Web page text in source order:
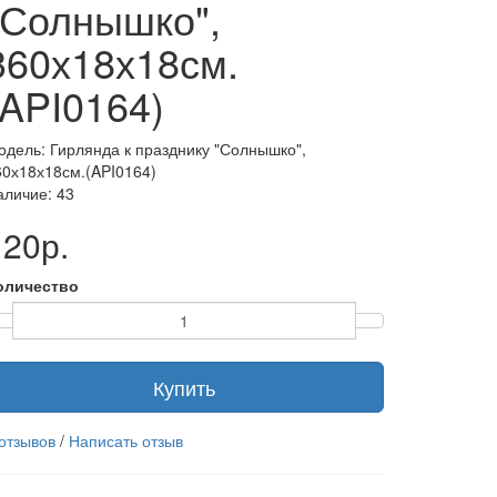
Гирлянда к празднику "Солнышко",
43
Купить
/ Написать отзыв